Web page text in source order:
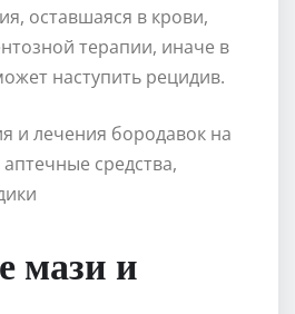
оставшаяся в крови,
терапии, иначе в
наступить рецидив.
мази и